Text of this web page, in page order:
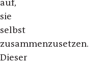
auf,
sie
selbst
zusammenzusetzen.
Dieser